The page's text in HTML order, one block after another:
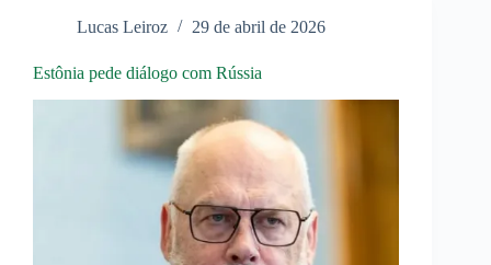
‘hegemonia
EUA’,
republicano
Lucas Leiroz 29 de abril de 2026
Estônia pede diálogo com Rússia